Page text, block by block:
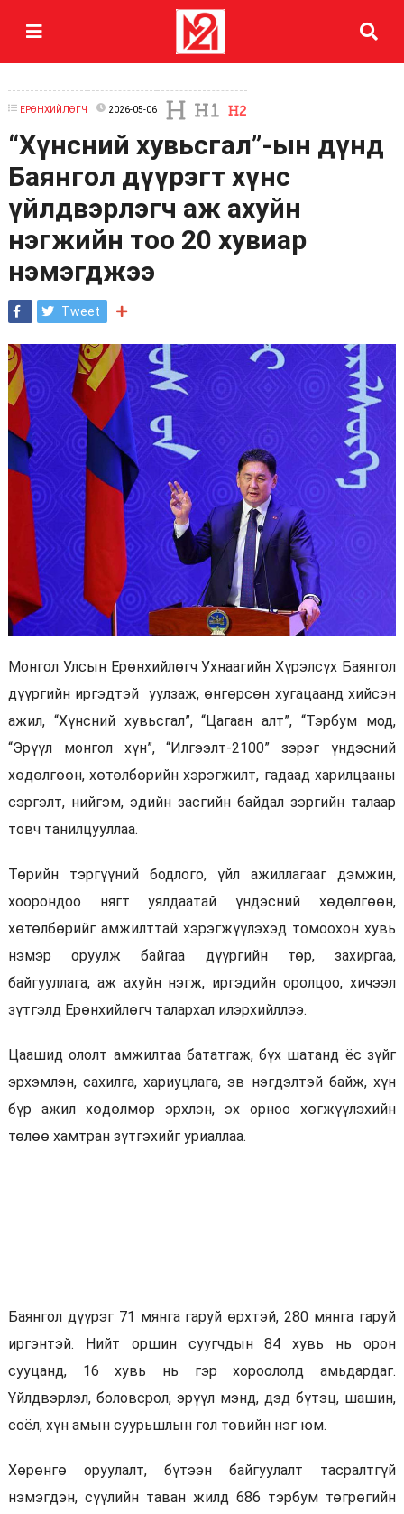
ЕРӨНХИЙЛӨГЧ 2026-05-06
“Хүнсний хувьсгал”-ын дүнд
Баянгол дүүрэгт хүнс
үйлдвэрлэгч аж ахуйн
нэгжийн тоо 20 хувиар
нэмэгджээ
Tweet
Монгол Улсын Ерөнхийлөгч Ухнаагийн Хүрэлсүх Баянгол
дүүргийн иргэдтэй уулзаж, өнгөрсөн хугацаанд хийсэн
ажил, “Хүнсний хувьсгал”, “Цагаан алт”, “Тэрбум мод,
“Эрүүл монгол хүн”, “Илгээлт-2100” зэрэг үндэсний
хөдөлгөөн, хөтөлбөрийн хэрэгжилт, гадаад харилцааны
сэргэлт, нийгэм, эдийн засгийн байдал зэргийн талаар
товч танилцууллаа.
Төрийн тэргүүний бодлого, үйл ажиллагааг дэмжин,
хоорондоо нягт уялдаатай үндэсний хөдөлгөөн,
хөтөлбөрийг амжилттай хэрэгжүүлэхэд томоохон хувь
нэмэр оруулж байгаа дүүргийн төр, захиргаа,
байгууллага, аж ахуйн нэгж, иргэдийн оролцоо, хичээл
зүтгэлд Ерөнхийлөгч талархал илэрхийллээ.
Цаашид ололт амжилтаа бататгаж, бүх шатанд ёс зүйг
эрхэмлэн, сахилга, хариуцлага, эв нэгдэлтэй байж, хүн
бүр ажил хөдөлмөр эрхлэн, эх орноо хөгжүүлэхийн
төлөө хамтран зүтгэхийг уриаллаа.
Баянгол дүүрэг 71 мянга гаруй өрхтэй, 280 мянга гаруй
иргэнтэй. Нийт оршин суугчдын 84 хувь нь орон
сууцанд, 16 хувь нь гэр хороололд амьдардаг.
Үйлдвэрлэл, боловсрол, эрүүл мэнд, дэд бүтэц, шашин,
соёл, хүн амын суурьшлын гол төвийн нэг юм.
Хөрөнгө оруулалт, бүтээн байгуулалт тасралтгүй
нэмэгдэн, сүүлийн таван жилд 686 тэрбум төгрөгийн